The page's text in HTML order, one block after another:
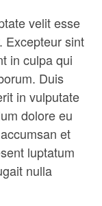
velit esse
Excepteur sint
in culpa qui
Duis
in vulputate
dolore eu
et
luptatum
nulla